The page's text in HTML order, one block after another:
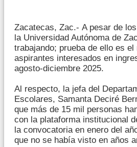
Zacatecas, Zac.- A pesar de
la Universidad Autónoma de
trabajando; prueba de ello es
aspirantes interesados en
agosto-diciembre 2025.
Al respecto, la jefa del
Escolares, Samanta Deciré
que más de 15 mil personas
con la plataforma institucional
la convocatoria en enero del
que no se había visto en años